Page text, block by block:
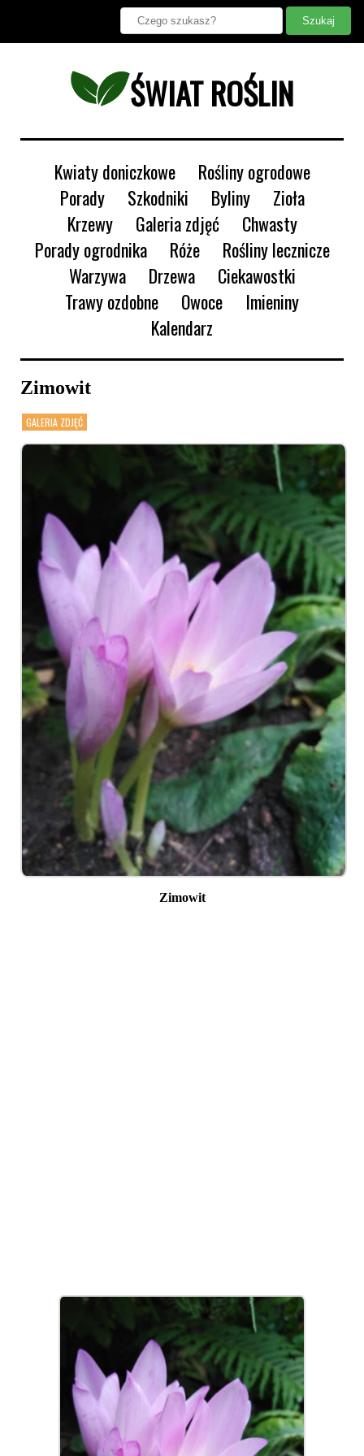
ŚWIAT ROŚLIN
Kwiaty doniczkowe
Rośliny ogrodowe
Porady
Szkodniki Byliny
Zioła
Krzewy
Galeria zdjęć
Chwasty
Porady ogrodnika
Róże
Rośliny lecznicze
Warzywa
Drzewa
Ciekawostki
Trawy ozdobne
Owoce
Imieniny
Kalendarz
Zimowit
GALERIA ZDJĘĆ
Zimowit